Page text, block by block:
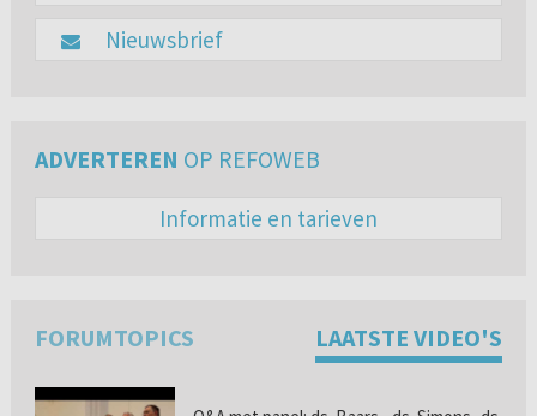
Nieuwsbrief
ADVERTEREN OP REFOWEB
Informatie en tarieven
FORUMTOPICS LAATSTE VIDEO'S